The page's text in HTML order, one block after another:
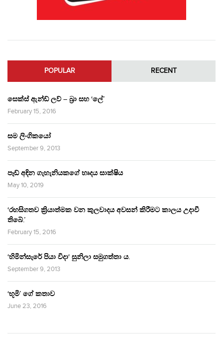
POPULAR RECENT
සෙක්ස් ඇන්ඩ් ලව් – බ්‍රා සහ ‘ලේ’
February 15, 2016
සම ලිංගිකයෝ
September 9, 2013
පෑඩ් අඳින ගැහැනියකගේ හෘදය සාක්ෂිය
May 10, 2019
‘රහසිගතව ක්‍රියාත්මක වන කුලවාදය අවසන් කිරීමට කාලය උදාවී
තිබේ.’
February 15, 2016
‘හිමින්සැරේ පියා විදා‘ සුනිලා සමුගත්තා ය.
September 9, 2013
‘භූමි’ ගේ කතාව
June 23, 2016